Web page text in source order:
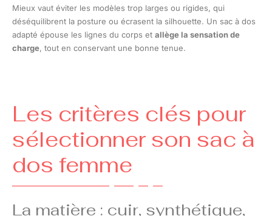
Mieux vaut éviter les modèles trop larges ou rigides, qui
déséquilibrent la posture ou écrasent la silhouette. Un sac à dos
adapté épouse les lignes du corps et allège la sensation de
charge, tout en conservant une bonne tenue.
Les critères clés pour
sélectionner son sac à
dos femme
La matière : cuir, synthétique,